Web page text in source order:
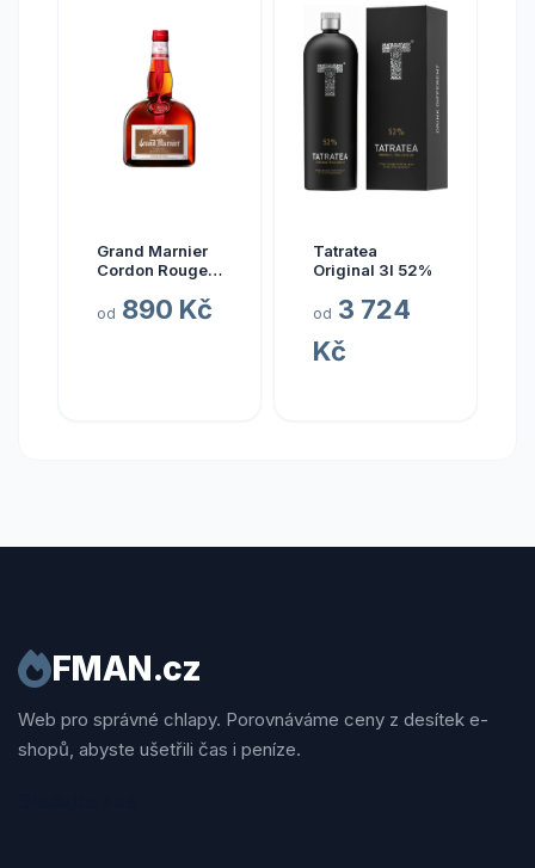
Grand Marnier
Cordon Rouge
od 890 Kč
Tatratea
Original 3l 52%
od 3 724
Kč
FMAN.cz
Web pro správné chlapy. Porovnáváme ceny z desítek e-
shopů, abyste ušetřili čas i peníze.